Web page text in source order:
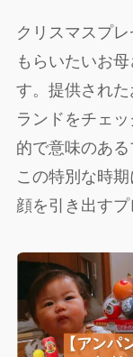
クリスマスプ
もらいたいお
す。提供され
ランドをチェ
的で意味のある
この特別な時
顔を引き出すプ